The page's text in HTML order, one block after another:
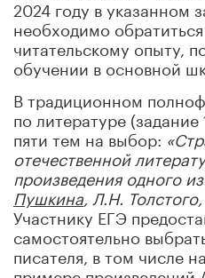
2024 году в указанном
необходимо
читательскому опыту,
обучении в основной
В традиционном
по литературе
пяти тем на выбор:
отечественной
произведения одного
Пушкина, Л.Н.
Участнику ЕГЭ
самостоятельно
писателя, в том числе